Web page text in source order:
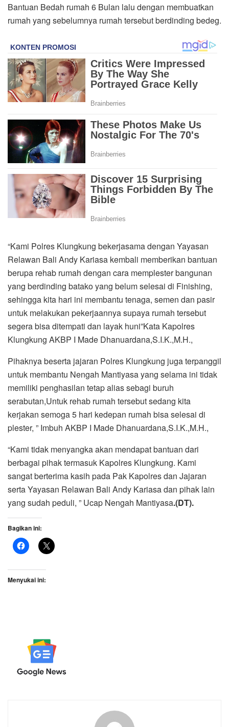
Bantuan Bedah rumah 6 Bulan lalu dengan membuatkan
rumah yang sebelumnya rumah tersebut berdinding bedeg.
“Kami Polres Klungkung bekerjasama dengan Yayasan
Relawan Bali Andy Kariasa kembali memberikan bantuan
berupa rehab rumah dengan cara memplester bangunan
yang berdinding batako yang belum selesai di Finishing,
sehingga kita hari ini membantu tenaga, semen dan pasir
untuk melakukan pekerjaannya supaya rumah tersebut
segera bisa ditempati dan layak huni”Kata Kapolres
Klungkung AKBP I Made Dhanuardana,S.I.K.,M.H.,
Pihaknya beserta jajaran Polres Klungkung juga terpanggil
untuk membantu Nengah Mantiyasa yang selama ini tidak
memiliki penghasilan tetap alias sebagi buruh
serabutan,Untuk rehab rumah tersebut sedang kita
kerjakan semoga 5 hari kedepan rumah bisa selesai di
plester, ” Imbuh AKBP I Made Dhanuardana,S.I.K.,M.H.,
“Kami tidak menyangka akan mendapat bantuan dari
berbagai pihak termasuk Kapolres Klungkung. Kami
sangat berterima kasih pada Pak Kapolres dan Jajaran
serta Yayasan Relawan Bali Andy Kariasa dan pihak lain
yang sudah peduli, ” Ucap Nengah Mantiyasa.(DT).
Bagikan ini:
Menyukai ini: